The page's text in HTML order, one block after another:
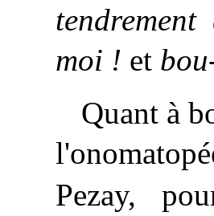
moi ! et
Quant à
Pezay,